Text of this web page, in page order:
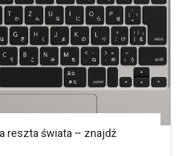
reszta świata – znajdź